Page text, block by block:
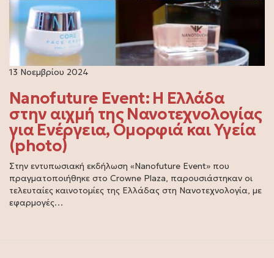
13 Νοεμβρίου 2024
Nanofuture Event: Η Ελλάδα
στην αιχμή της Νανοτεχνολογίας
για Ενέργεια, Ομορφιά και Υγεία
(photo)
Στην εντυπωσιακή εκδήλωση «Nanofuture Event» που
πραγματοποιήθηκε στο Crowne Plaza, παρουσιάστηκαν οι
τελευταίες καινοτομίες της Ελλάδας στη Νανοτεχνολογία, με
εφαρμογές…